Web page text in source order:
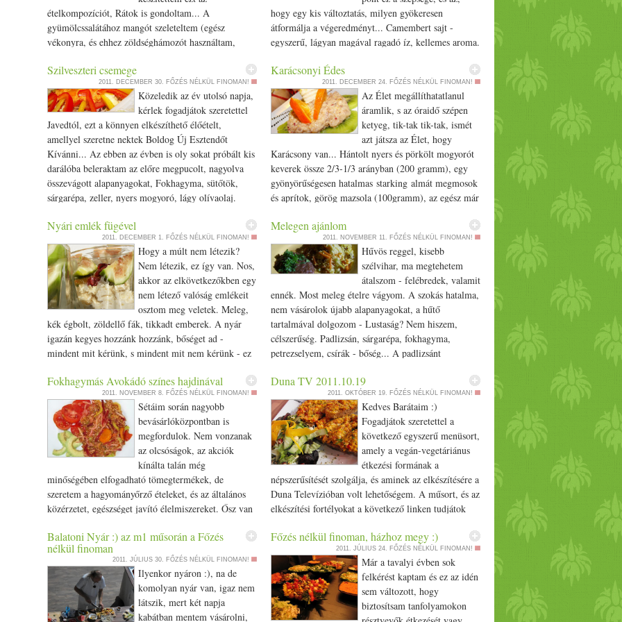
(hidegen sajtolt) Himalaya só, borsikafű... A zöldség
alapanyagokat tetszés szerinti méretre, formára
vágjuk, leöntjük az olívaolajjal, fűszerezzük. Kedves
egészségetekre! Mázló Eszter Hát köszönjük Eszter,
elkészítem, hogy megkóstolhassam. Javed
ételkompozíciót, Rátok is gondoltam... A
gyümölcssalátához mangót szeleteltem (egész
vékonyra, és ehhez zöldséghámozót használtam,
eszközzel), ananász következett (két-három ananász
szelet, melyről levágtam a széleket és kiszedtem a
kemény, sokszor szálkás belső részt), majd a
mandarin (itt nincs különleges praktika,
meghámoztam, felszeletelem :)))... Hogy kihagytam
valamit? Igen, jól látjátok! Apró, kicsi, szárított
gyümölcs, magas vitamin tartalommal. Ha tudjátok a
gyümölcs nevét, megoszthatjátok velem és
többiekkel vagy olvashatjátok Facebook/­­Javed
Hungary oldalam, üzenőfalán, illetve itt a
Ébredést Drágák!
Szilveszteri csemege
2011. DECEMBER 30. FŐZÉS NÉLKÜL FINOMAN!
Közeledik az év utolsó napja,
kérlek fogadjátok szeretettel
Javedtól, ezt a könnyen elkészíthető élőételt,
amellyel szeretne nektek Boldog Új Esztendőt
Kívánni... Az ebben az évben is oly sokat próbált kis
darálóba beleraktam az előre megpucolt, nagyolva
összevágott alapanyagokat, Fokhagyma, sütőtök,
sárgarépa, zeller, nyers mogyoró, lágy olívaolaj.
bőségesen majoránnát, kevés sót, és tört chili
paprikát. Egy nagyobb tálra zsenge mungóbabcsírát
halmoztam, középre mehet az elkészült pástétom,
színes kaliforniai paprika csíkok következnek és
körítésként kínai kel levelek, no meg egy pár kocka
sütőtök. Valahogy így képzeltem :) Szilveszter és az
év többi napján is csak legyetek bolondok! :D
Nyári emlék fügével
2011. DECEMBER 1. FŐZÉS NÉLKÜL FINOMAN!
Hogy a múlt nem létezik?
Nem létezik, ez így van. Nos,
akkor az elkövetkezőkben egy
nem létező valóság emlékeit
osztom meg veletek. Meleg,
kék égbolt, zöldellő fák, tikkadt emberek. A nyár
igazán kegyes hozzánk hozzánk, bőséget ad -
mindent mit kérünk, s mindent mit nem kérünk - ez
folyamatosan érő mézédes áradatként az
örökkévalóságot tükrözik, ki hinné most, hogy
párhét és ismét csendbe burkolódzik a táj, az élet -
illúzió, édes illúzió... Füge, az oly sok csodák
egyike. Szeletekre vágom, közben rizstejet
langyosítok, kevergetés közben zabpelyhet adok
hozzá, fahéj, mazsola, kevés só mellett. Egy pohár
aljára kanalazok a megduzzadt zabpehelyből, pár
szelet füge, és egy kevés aszalt áfonya. Csodás Élet,
köszönöm :)
Fokhagymás Avokádó színes hajdinával
2011. NOVEMBER 8. FŐZÉS NÉLKÜL FINOMAN!
Sétáim során nagyobb
bevásárlóközpontban is
megfordulok. Nem vonzanak
az olcsóságok, az akciók
kínálta talán még
minőségében elfogadható tömegtermékek, de
szeretem a hagyományőrző ételeket, és az általános
közérzetet, egészséget javító élelmiszereket. Ősz van
meghittségével. Betakarították, felszedték az ilyenkor
aktuális zöldségeket és a házak pincéiben is
megkezdték felhalmozni a télálló zöldségeket,
gyümölcsöket... Hajdinát tettem fel kevés vízzel
dagadni, kis lángon is tökéletes eredményt érek el.
Céklát, sárgarépát, vajretket mosok, pucolok, majd
Balatoni Nyár :) az m1 műsorán a Főzés
nélkül finoman
2011. JÚLIUS 30. FŐZÉS NÉLKÜL FINOMAN!
Ilyenkor nyáron :), na de
komolyan nyár van, igaz nem
látszik, mert két napja
kabátban mentem vásárolni,
megköveteli, hogy párban fogyasszuk! Javed
hogy egy kis változtatás, milyen gyökeresen
átformálja a végeredményt... Camembert sajt -
egyszerű, lágyan magával ragadó íz, kellemes aroma.
zöldség, mely kiváló alapanyag. (vegánoknak) Az
elkészítés ugyanaz mindkét esetben, a tál közepére
helyezzük a szeletelt camembert sajtot vagy egy
nagyobb vajretek szeletet, körbevesszük avokádó
darabokkal, naranccsal, nyakon öntjük olívaolajjal,
sok-sok római köménnyel, kevés só, és a sajtra vagy
retekre kevés csilipaprika... Jó étvágyat! Javed
Karácsonyi Édes
2011. DECEMBER 24. FŐZÉS NÉLKÜL FINOMAN!
Az Élet megállíthatatlanul
áramlik, s az óraidő szépen
ketyeg, tik-tak tik-tak, ismét
azt játsza az Élet, hogy
Karácsony van... Hántolt nyers és pörkölt mogyorót
keverek össze 2/­­3-1/­­3 arányban (200 gramm), egy
gyönyörűségesen hatalmas starking almát megmosok
és aprítok, görög mazsola (100gramm), az egész már
finoman bánok vele. 2-3 perc, mehet utánuk a főtt
egész gesztenye, még egy perc sem kell és a lágy
massza kész van. Kivit meghámozom, szeletelem,
magos mandarint készítek elő (mosás, szeletelés),
semmi gén kezelt tökéletlen-tökéletesség. Ennek a
gyümölcsnek az illatában már ébred az íze. A
tányérra teszem a kivi szeleteket, egy nagy kanál a
süti-masszából, mandarin díszítés. Legyen
Boldogság Bennünk!
Melegen ajánlom
2011. NOVEMBER 11. FŐZÉS NÉLKÜL FINOMAN!
Hűvös reggel, kisebb
szélvihar, ma megtehetem
átalszom - felébredek, valamit
ennék. Most meleg ételre vágyom. A szokás hatalma,
nem vásárolok újabb alapanyagokat, a hűtő
tartalmával dolgozom - Lustaság? Nem hiszem,
célszerűség. Padlizsán, sárgarépa, fokhagyma,
petrezselyem, csírák - bőség... A padlizsánt
majd megy a sütőbe 30 percre. Sárgarépát reszelek,
közben kuszkusz duzzad meleg vízben,
petrezselymet, hagymát aprítok... Megsült a
padlizsán, olaj és bőséges fokhagyma, kevés só
társaságában ledarálom, majoránnát adok hozzá,
megszórom friss petrezselyemmel. A kuszkusz is
megpuhult, olaj, sárgarépa, hagyma, só, energiamix
csíra keverék (mungóbab, borsó, azukibab, lencse),
30 perc volt az egész, és meleg... Melegen ajánlom.
Ölelés
Duna TV 2011.10.19
2011. OKTÓBER 19. FŐZÉS NÉLKÜL FINOMAN!
Kedves Barátaim :)
Fogadjátok szeretettel a
következő egyszerű menüsort,
amely a vegán-vegetáriánus
étkezési formának a
népszerűsítését szolgálja, és aminek az elkészítésére a
Duna Televízióban volt lehetőségem. A műsort, és az
elkészítési fortélyokat a következő linken tudjátok
www.dunatv.hu/­­musor/­­videotar?cid=4284 Ha nem
indul el, akkor Videótár - Család Barát - 2011.10.19
műsor :) Receptek: Sütőtökpástétom: (4 személyre)
25 dkg sütőtök 25 dkg TV paprika, vagy pritamin
(ha ízeiben színesíteni akarjuk a pástétomot) 10 dkg
mandula 1 db vöröshagyma (közepes méretű) 2 dl
Főzés nélkül finoman, házhoz megy :)
2011. JÚLIUS 24. FŐZÉS NÉLKÜL FINOMAN!
Már a tavalyi évben sok
felkérést kaptam és ez az idén
sem változott, hogy
biztosítsam tanfolyamokon